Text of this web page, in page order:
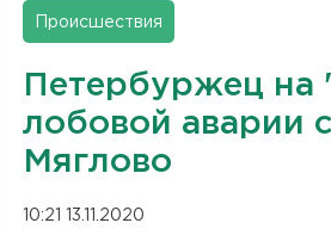
Происшествия
Петербуржец на
лобовой аварии
Мяглово
10:21 13.11.2020